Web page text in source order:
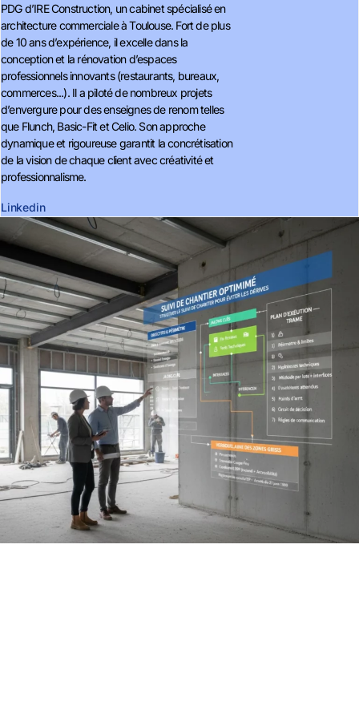
PDG d’IRE Construction, un cabinet spécialisé en
architecture commerciale à Toulouse. Fort de plus
de 10 ans d’expérience, il excelle dans la
conception et la rénovation d’espaces
professionnels innovants (restaurants, bureaux,
commerces...). Il a piloté de nombreux projets
d’envergure pour des enseignes de renom telles
que Flunch, Basic-Fit et Celio. Son approche
dynamique et rigoureuse garantit la concrétisation
de la vision de chaque client avec créativité et
professionnalisme.
Linkedin